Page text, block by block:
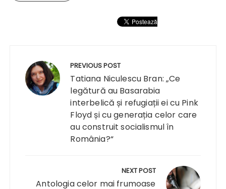
articole
PREVIOUS POST
Tatiana Niculescu Bran: „Ce
legătură au Basarabia
interbelică și refugiații ei cu Pink
Floyd și cu generația celor care
au construit socialismul în
România?“
NEXT POST
Antologia celor mai frumoase